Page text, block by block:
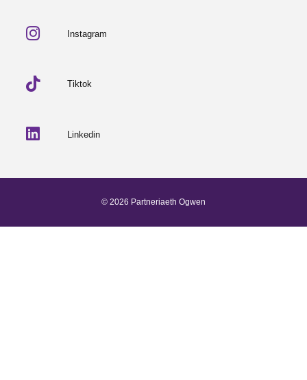
Instagram
Tiktok
Linkedin
© 2026 Partneriaeth Ogwen